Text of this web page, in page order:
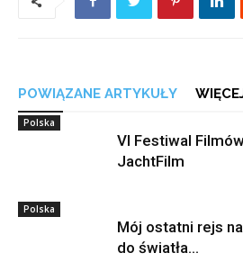
POWIĄZANE ARTYKUŁY
Polska
VI Festiwal
JachtFilm
Polska
Mój ostatni rejs
do światła…